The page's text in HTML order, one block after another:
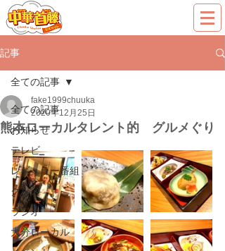
記事
全ての記事
お知らせ
テレビ
レギュラー番組
グルメ
ラジオ
大分ローカル
全ての記事
熊本ローカルタレント的 グルメぐり
fake1999chuuka
2020年12月25日